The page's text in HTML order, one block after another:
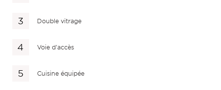
Double vitrage
Voie d'accès
Cuisine équipée